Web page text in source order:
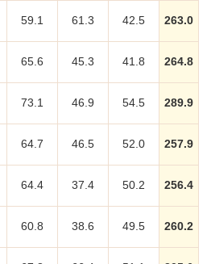
59.1 61.3 42.5 263.0
65.6 45.3 41.8 264.8
73.1 46.9 54.5 289.9
64.7 46.5 52.0 257.9
64.4 37.4 50.2 256.4
60.8 38.6 49.5 260.2